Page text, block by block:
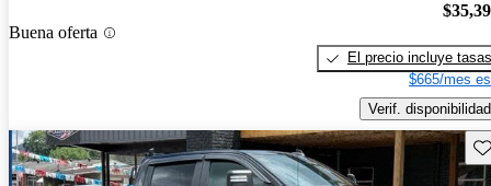
Buena oferta
El precio incluye tasas
$665/mes
Verif. disponibilidad